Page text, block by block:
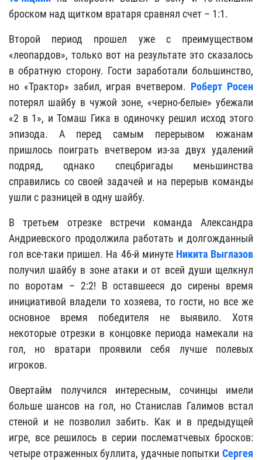
броском над щитком вратаря сравнял счет – 1:1.
Второй период прошел уже с преимуществом
«леопардов», только вот на результате это сказалось
в обратную сторону. Гости заработали большинство,
но «Трактор» забил, играя вчетвером. Роберт Росен
потерял шайбу в чужой зоне, «черно-белые» убежали
«2 в 1», и Томаш Гика в одиночку решил исход этого
эпизода. А перед самым перерывом южанам
пришлось поиграть вчетвером из-за двух удалений
подряд, однако спецбригады меньшинства
справились со своей задачей и на перерыв команды
ушли с разницей в одну шайбу.
В третьем отрезке встречи команда Александра
Андриевского продолжила работать и долгожданный
гол все-таки пришел. На 46-й минуте Никита Выглазов
получил шайбу в зоне атаки и от всей души щелкнул
по воротам – 2:2! В оставшееся до сирены время
инициативой владели то хозяева, то гости, но все же
основное время победителя не выявило. Хотя
некоторые отрезки в концовке периода намекали на
гол, но вратари проявили себя лучше полевых
игроков.
Овертайм получился интересным, сочинцы имели
больше шансов на гол, но Станислав Галимов встал
стеной и не позволил забить. Как и в предыдущей
игре, все решилось в серии послематчевых бросков:
четыре отраженных буллита, удачные попытки Сергея